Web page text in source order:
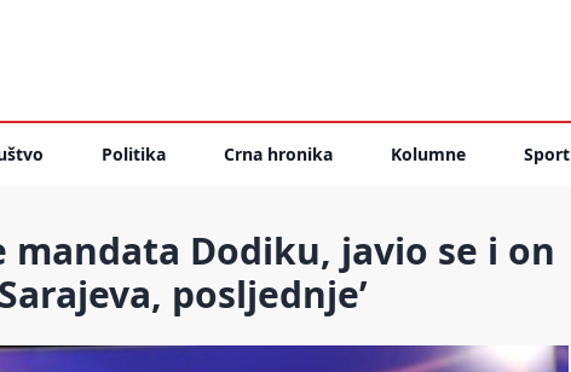
Politika Crna hronika Kolumne Sport
mandata Dodiku, javio se i on
posljednje’